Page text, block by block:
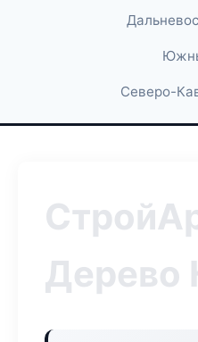
Северо-
Дерево